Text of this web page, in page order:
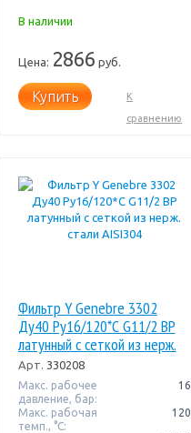
В наличии
Цена: 2866 руб.
Купить
К
сравнению
Фильтр Y Genebre 3302
Ду40 Pу16/120*С G11/2 ВР
латунный с сеткой из нерж.
стали AISI304
Арт. 330208
Макс. рабочее
давление, бар:
16
Макс. рабочая
темп., °С:
120